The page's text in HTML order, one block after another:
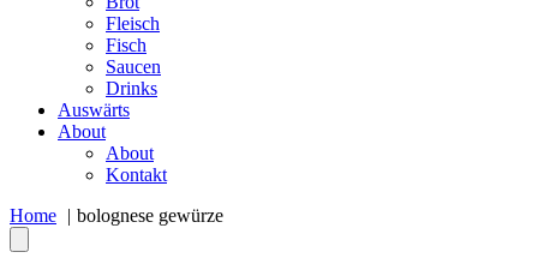
Fleisch
Fisch
Saucen
Drinks
Auswärts
About
About
Kontakt
Home
bolognese gewürze